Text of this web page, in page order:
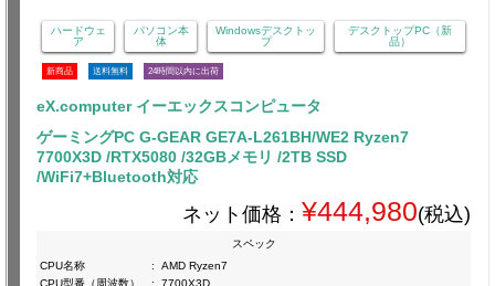
ハードウェ
ア
パソコン本
体
Windowsデスクトッ
プ
デスクトップPC（新
品）
新商品 送料無料 24時間以内に出荷
eX.computer イーエックスコンピュータ
ゲーミングPC G-GEAR GE7A-L261BH/WE2 Ryzen7
7700X3D /RTX5080 /32GBメモリ /2TB SSD
/WiFi7+Bluetooth対応
ネット価格： ¥444,980(税込)
スペック
CPU名称
:
AMD Ryzen7
CPU型番（周波数）
:
7700X3D